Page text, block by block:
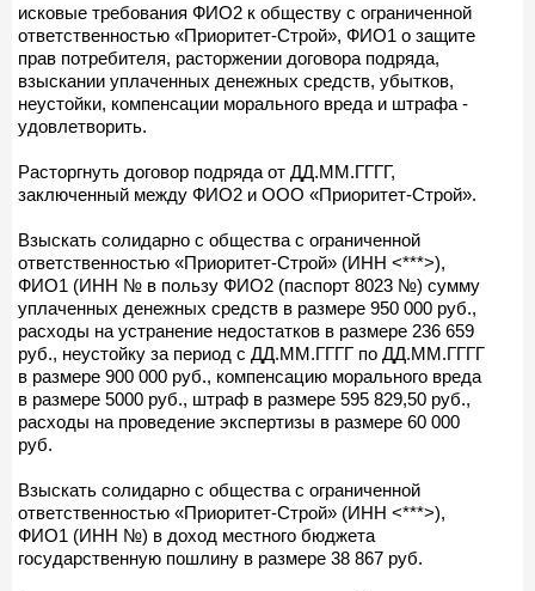
исковые требования ФИО2 к обществу с ограниченной
ответственностью «Приоритет-Строй», ФИО1 о защите
прав потребителя, расторжении договора подряда,
взыскании уплаченных денежных средств, убытков,
неустойки, компенсации морального вреда и штрафа -
удовлетворить.
Расторгнуть договор подряда от ДД.ММ.ГГГГ,
заключенный между ФИО2 и ООО «Приоритет-Строй».
Взыскать солидарно с общества с ограниченной
ответственностью «Приоритет-Строй» (ИНН <***>),
ФИО1 (ИНН № в пользу ФИО2 (паспорт 8023 №) сумму
уплаченных денежных средств в размере 950 000 руб.,
расходы на устранение недостатков в размере 236 659
руб., неустойку за период с ДД.ММ.ГГГГ по ДД.ММ.ГГГГ
в размере 900 000 руб., компенсацию морального вреда
в размере 5000 руб., штраф в размере 595 829,50 руб.,
расходы на проведение экспертизы в размере 60 000
руб.
Взыскать солидарно с общества с ограниченной
ответственностью «Приоритет-Строй» (ИНН <***>),
ФИО1 (ИНН №) в доход местного бюджета
государственную пошлину в размере 38 867 руб.